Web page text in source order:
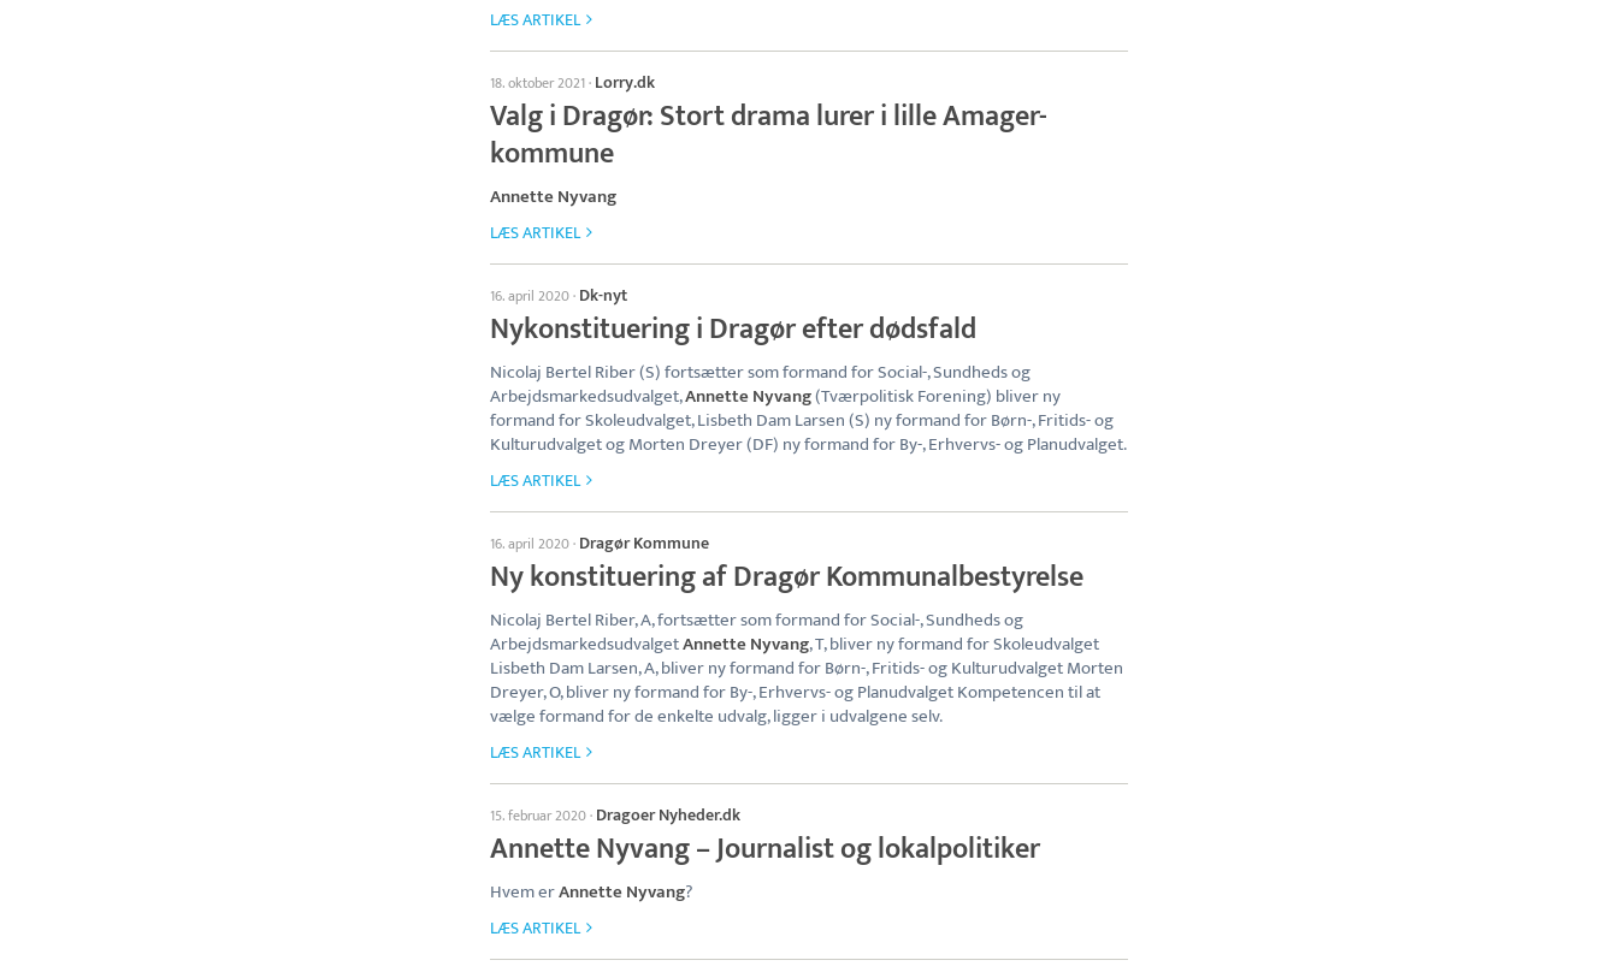
LÆS ARTIKEL
18. oktober 2021· Lorry.dk
Valg i Dragør: Stort drama lurer i lille Amager-
kommune
Annette Nyvang
LÆS ARTIKEL
16. april 2020· Dk-nyt
Nykonstituering i Dragør efter dødsfald
Nicolaj Bertel Riber (S) fortsætter som formand for Social-, Sundheds og
Arbejdsmarkedsudvalget,Annette Nyvang(Tværpolitisk Forening) bliver ny
formand for Skoleudvalget, Lisbeth Dam Larsen (S) ny formand for Børn-, Fritids- og
Kulturudvalget og Morten Dreyer (DF) ny formand for By-, Erhvervs- og Planudvalget.
LÆS ARTIKEL
16. april 2020· Dragør Kommune
Ny konstituering af Dragør Kommunalbestyrelse
Nicolaj Bertel Riber, A, fortsætter som formand for Social-, Sundheds og
ArbejdsmarkedsudvalgetAnnette Nyvang, T, bliver ny formand for Skoleudvalget
Lisbeth Dam Larsen, A, bliver ny formand for Børn-, Fritids- og Kulturudvalget Morten
Dreyer, O, bliver ny formand for By-, Erhvervs- og Planudvalget Kompetencen til at
vælge formand for de enkelte udvalg, ligger i udvalgene selv.
LÆS ARTIKEL
15. februar 2020· Dragoer Nyheder.dk
Annette Nyvang – Journalist og lokalpolitiker
Hvem erAnnette Nyvang?
LÆS ARTIKEL